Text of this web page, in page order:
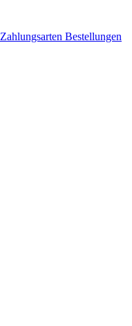
Zahlungsarten Bestellungen